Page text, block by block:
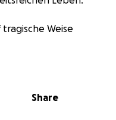
Weise
untersuchen –
Share